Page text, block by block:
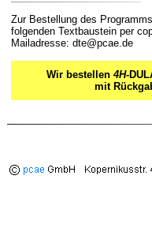
Zur Bestellung des Programms
folgenden Textbaustein per
Mailadresse: dte@pcae.de
Wir bestellen 4H-
mit